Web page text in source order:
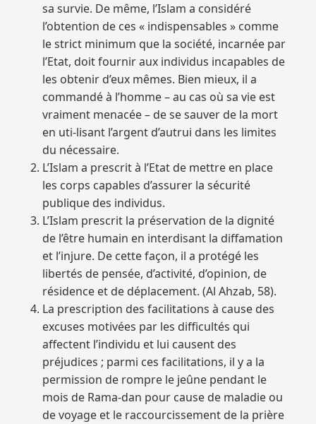
sa survie. De même, l’Islam a considéré
l’obtention de ces « indispensables » comme
le strict minimum que la société, incarnée par
l’Etat, doit fournir aux individus incapables de
les obtenir d’eux mêmes. Bien mieux, il a
commandé à l’homme – au cas où sa vie est
vraiment menacée – de se sauver de la mort
en uti-lisant l’argent d’autrui dans les limites
du nécessaire.
L’Islam a prescrit à l’Etat de mettre en place
les corps capables d’assurer la sécurité
publique des individus.
L’Islam prescrit la préservation de la dignité
de l’être humain en interdisant la diffamation
et l’injure. De cette façon, il a protégé les
libertés de pensée, d’activité, d’opinion, de
résidence et de déplacement. (Al Ahzab, 58).
La prescription des facilitations à cause des
excuses motivées par les difficultés qui
affectent l’individu et lui causent des
préjudices ; parmi ces facilitations, il y a la
permission de rompre le jeûne pendant le
mois de Rama-dan pour cause de maladie ou
de voyage et le raccourcissement de la prière